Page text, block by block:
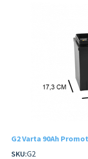
G2 Varta 90Ah
SKU:G2